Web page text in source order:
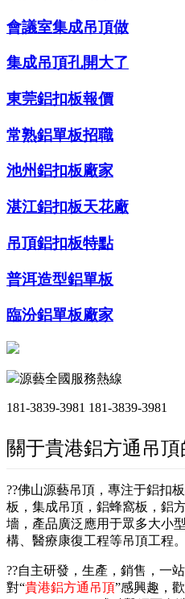
會議室集成吊頂做
集成吊頂孔開大了
東莞鋁扣板報價
常熟鋁單板招職
池州鋁扣板廠家
湛江鋁扣板天花廠
吊頂鋁扣板特點
普洱造型鋁單板
臨汾鋁單板廠家
源藝全國服務熱線
181-3839-3981 181-3839-3981
關于貴港鋁方通吊
??佛山源藝吊頂，專注于鋁扣
板，集成吊頂，鋁蜂窩板，鋁
墻，產品廣泛應用于眾多大小
構、醫療康復工程等吊頂工程。
??自主研發，生產，銷售，一
對“貴港鋁方通吊頂”感興趣，